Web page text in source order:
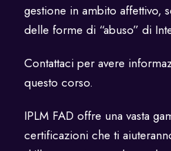
gestione in ambito affettivo,
delle forme di “abuso” di
Contattaci per avere
questo corso.
IPLM FAD offre una vasta
certificazioni che ti